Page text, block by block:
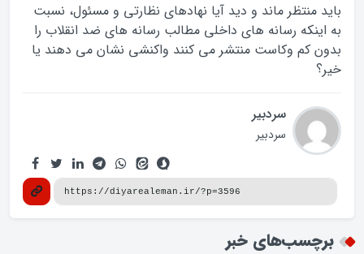
باید منتظر ماند و دید آیا نهادهای نظارتی و مسئول، نسبت
به اینکه رسانه های داخلی مطالب رسانه های ضد انقلاب را
بدون کم وکاست منتشر می کنند واکنشی نشان می دهند یا
خیر؟
سردبیر
سردبیر
برچسب‌های خبر